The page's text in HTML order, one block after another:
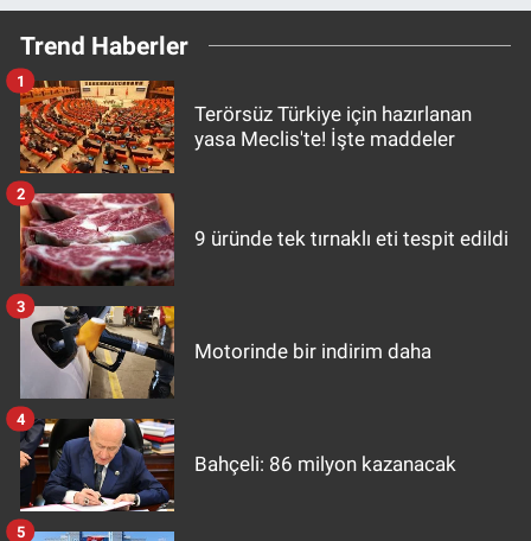
Trend Haberler
Terörsüz Türkiye için hazırlanan
yasa Meclis'te! İşte maddeler
1
9 üründe tek tırnaklı eti tespit edildi
2
Motorinde bir indirim daha
3
Bahçeli: 86 milyon kazanacak
4
5